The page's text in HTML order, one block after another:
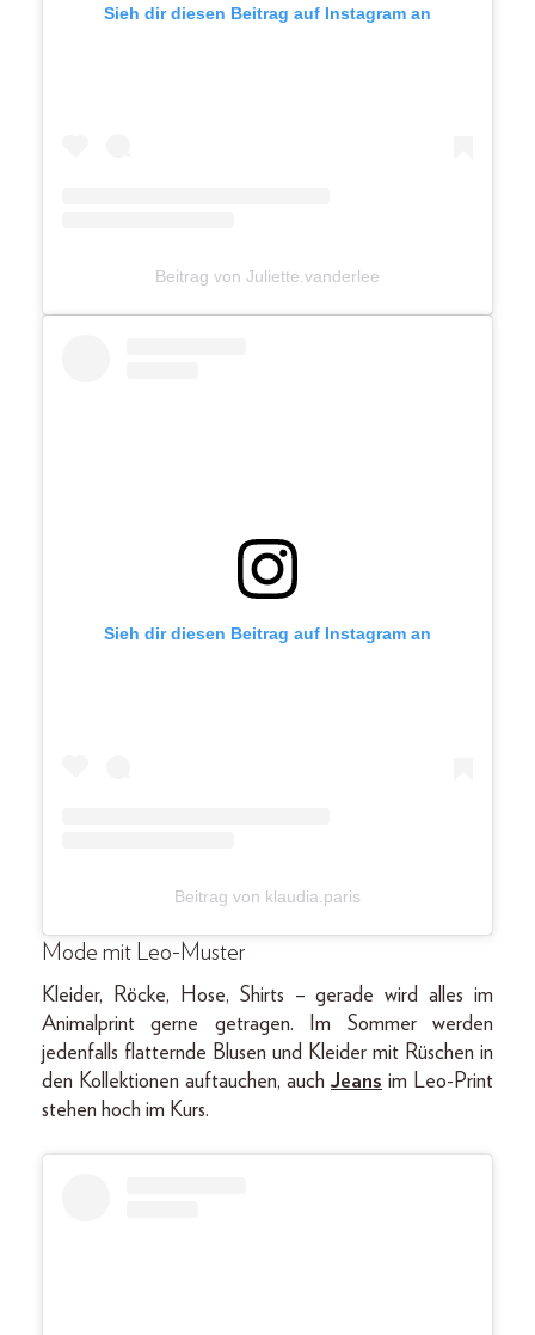
Sieh dir diesen Beitrag auf Instagram an
Beitrag von Juliette.vanderlee
Sieh dir diesen Beitrag auf Instagram an
Beitrag von klaudia.paris
Mode mit Leo-Muster
Kleider, Röcke, Hose, Shirts – gerade wird alles im
Animalprint gerne getragen. Im Sommer werden
jedenfalls flatternde Blusen und Kleider mit Rüschen in
den Kollektionen auftauchen, auch Jeans im Leo-Print
stehen hoch im Kurs.